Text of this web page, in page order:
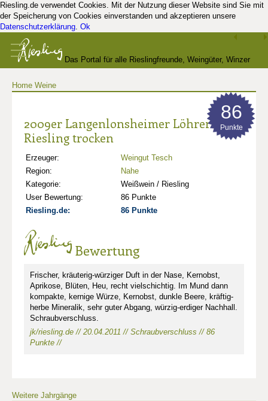
Riesling.de verwendet Cookies. Mit der Nutzung dieser Website sind Sie mit
der Speicherung von Cookies einverstanden und akzeptieren unsere
Datenschutzerklärung. Ok
Das Portal für alle Rieslingfreunde, Weingüter, Winzer
Home Weine
2009er Langenlonsheimer Löhrer Berg
Riesling trocken
Erzeuger:
Weingut Tesch
Region:
Nahe
Kategorie:
Weißwein / Riesling
User Bewertung:
86 Punkte
Riesling.de:
86 Punkte
86
Punkte
Bewertung
Frischer, kräuterig-würziger Duft in der Nase, Kernobst,
Aprikose, Blüten, Heu, recht vielschichtig. Im Mund dann
kompakte, kernige Würze, Kernobst, dunkle Beere, kräftig-
herbe Mineralik, sehr guter Abgang, würzig-erdiger Nachhall.
Schraubverschluss.
jk/riesling.de // 20.04.2011 // Schraubverschluss // 86
Punkte //
Weitere Jahrgänge